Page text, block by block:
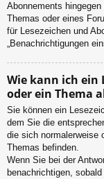
Abonnements
Themas oder eines
für Lesezeichen und
„Benachrichtigungen
Wie kann ich ein
oder ein Thema
Sie können ein
dem Sie die
die sich normalerweise
Themas befinden.
Wenn Sie bei der
benachrichtigen,